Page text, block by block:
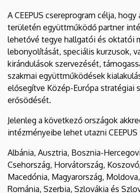
A CEEPUS csereprogram célja,
területén együttműködő partner
lehetővé tegye hallgatói és oktatói
lebonyolítását, speciális kurzusok,
kirándulások szervezését,
szakmai együttműködések
elősegítve Közép-Európa stratégiai
erősödését.
Jelenleg a következő országok
intézményeibe lehet utazni
Albánia, Ausztria, Bosznia-
Csehország, Horvátország,
Macedónia, Magyarország,
Románia, Szerbia, Szlovákia és